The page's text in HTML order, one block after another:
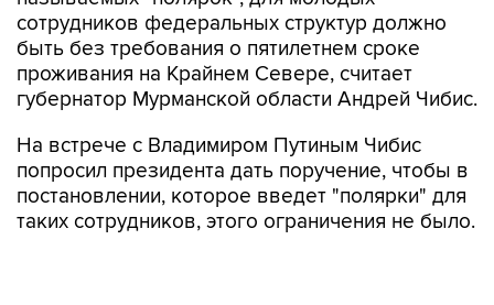
сотрудников федеральных структур должно
быть без требования о пятилетнем сроке
проживания на Крайнем Севере, считает
губернатор Мурманской области Андрей Чибис.
На встрече с Владимиром Путиным Чибис
попросил президента дать поручение, чтобы в
постановлении, которое введет "полярки" для
таких сотрудников, этого ограничения не было.